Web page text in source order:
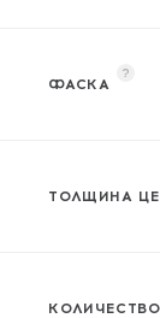
ФАСКА
?
ТОЛЩИНА